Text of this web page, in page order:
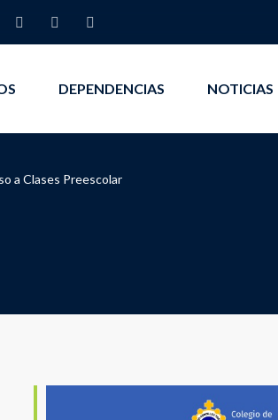
DEPENDENCIAS NOTICIAS
a Clases Preescolar